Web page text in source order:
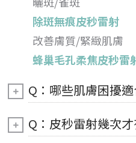
除斑無痕皮秒雷射
改善膚質/緊緻肌膚
蜂巢毛孔柔焦皮秒雷
Q：哪些肌膚困擾
Q：皮秒雷射幾次才